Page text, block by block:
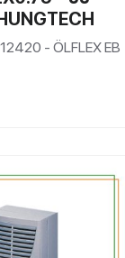
- ÖLFLEX EB